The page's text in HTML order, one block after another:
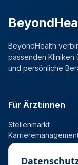
BeyondHealth
passenden Kliniken
und persönliche
Für Ärzt:innen
Stellenmarkt